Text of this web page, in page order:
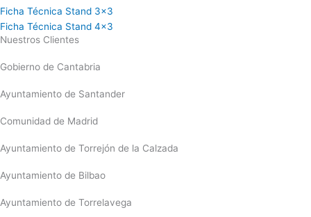
Ficha Técnica Stand 3x3
Ficha Técnica Stand 4x3
Nuestros Clientes
Gobierno de Cantabria
Ayuntamiento de Santander
Comunidad de Madrid
Ayuntamiento de Torrejón de la Calzada
Ayuntamiento de Bilbao
Ayuntamiento de Torrelavega